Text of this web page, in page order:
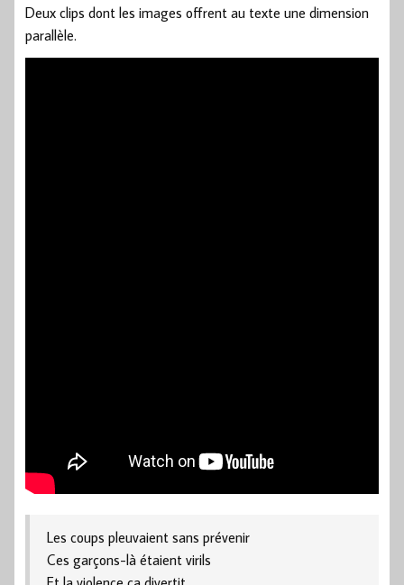
Deux clips dont les images offrent au texte une dimension
parallèle.
Les coups pleuvaient sans prévenir
Ces garçons-là étaient virils